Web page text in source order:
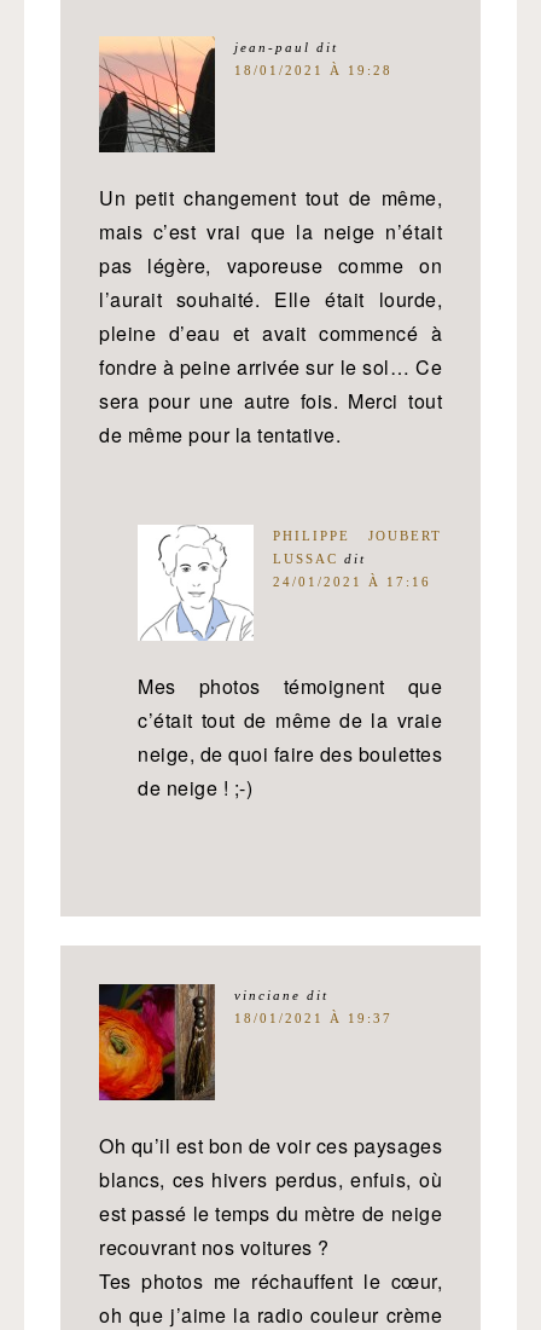
jean-paul dit
18/01/2021 À 19:28
Un petit changement tout de même,
mais c’est vrai que la neige n’était
pas légère, vaporeuse comme on
l’aurait souhaité. Elle était lourde,
pleine d’eau et avait commencé à
fondre à peine arrivée sur le sol… Ce
sera pour une autre fois. Merci tout
de même pour la tentative.
PHILIPPE JOUBERT
LUSSAC dit
24/01/2021 À 17:16
Mes photos témoignent que
c’était tout de même de la vraie
neige, de quoi faire des boulettes
de neige ! ;-)
vinciane dit
18/01/2021 À 19:37
Oh qu’il est bon de voir ces paysages
blancs, ces hivers perdus, enfuis, où
est passé le temps du mètre de neige
recouvrant nos voitures ?
Tes photos me réchauffent le cœur,
oh que j’aime la radio couleur crème